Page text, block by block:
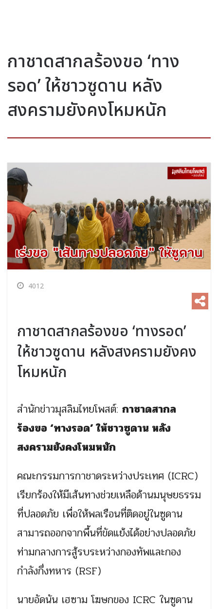
กาชาดสากลร้องขอ ‘ทาง
รอด’ ให้ชาวซูดาน หลัง
สงครามยังคงโหมหนัก
4012
กาชาดสากลร้องขอ ‘ทางรอด’
ให้ชาวซูดาน หลังสงครามยังคง
โหมหนัก
สำนักข่าวมุสลิมไทยโพสต์: กาชาดสากล
ร้องขอ ‘ทางรอด’ ให้ชาวซูดาน หลัง
สงครามยังคงโหมหนัก
คณะกรรมการกาชาดระหว่างประเทศ (ICRC)
เรียกร้องให้มีเส้นทางช่วยเหลือด้านมนุษยธรรม
ที่ปลอดภัย เพื่อให้พลเรือนที่ติดอยู่ในซูดาน
สามารถออกจากพื้นที่ขัดแย้งได้อย่างปลอดภัย
ท่ามกลางการสู้รบระหว่างกองทัพและกอง
กำลังกึ่งทหาร (RSF)
นายอัดนัน เฮซาม โฆษกของ ICRC ในซูดาน